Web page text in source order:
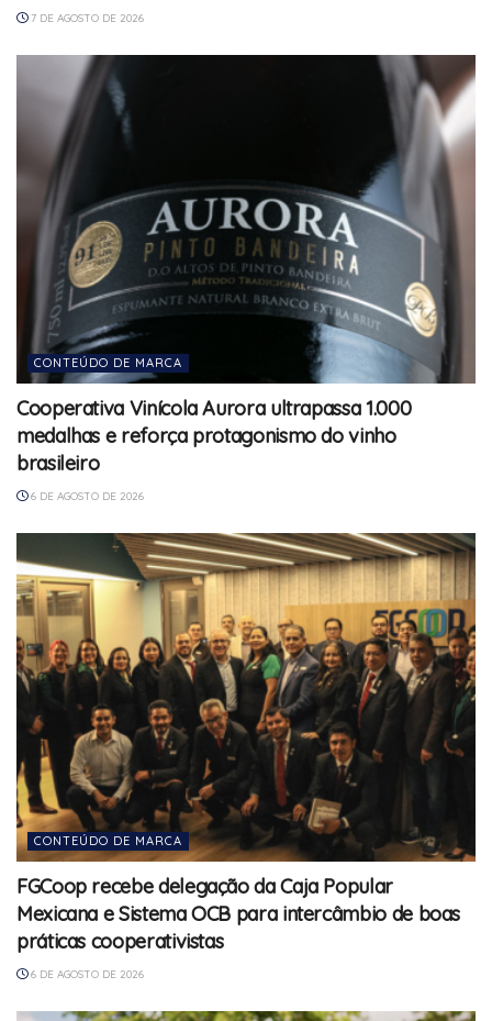
7 DE AGOSTO DE 2026
CONTEÚDO DE MARCA
Cooperativa Vinícola Aurora ultrapassa 1.000
medalhas e reforça protagonismo do vinho
brasileiro
6 DE AGOSTO DE 2026
CONTEÚDO DE MARCA
FGCoop recebe delegação da Caja Popular
Mexicana e Sistema OCB para intercâmbio de boas
práticas cooperativistas
6 DE AGOSTO DE 2026